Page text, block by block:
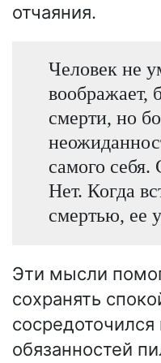
отчаяния.
Человек не
воображает,
смерти, но
самого себя.
Нет. Когда
смертью, ее
Эти мысли
сохранять
обязанностей